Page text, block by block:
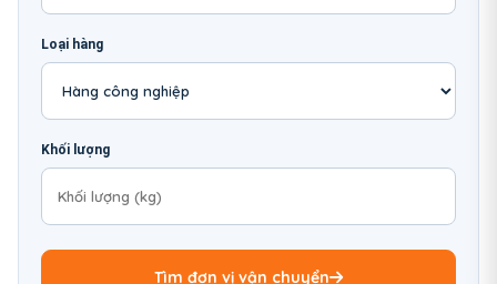
Loại hàng
Khối lượng
Tìm đơn vị vận chuyển